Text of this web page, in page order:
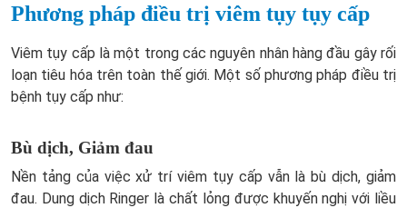
Phương pháp điều trị viêm tụy tụy cấp
Viêm tụy cấp là một trong các nguyên nhân hàng đầu gây rối
loạn tiêu hóa trên toàn thế giới. Một số phương pháp điều trị
bệnh tụy cấp như:
Bù dịch, Giảm đau
Nền tảng của việc xử trí viêm tụy cấp vẫn là bù dịch, giảm
đau. Dung dịch Ringer là chất lỏng được khuyến nghị với liều